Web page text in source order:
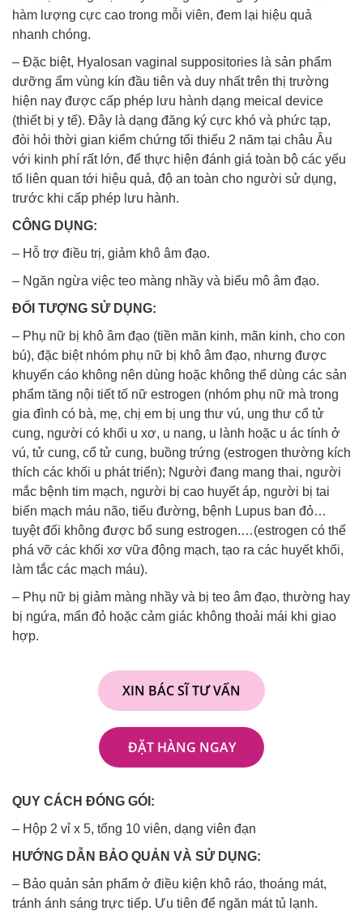
hàm lượng cực cao trong mỗi viên, đem lại hiệu quả
nhanh chóng.
– Đặc biệt, Hyalosan vaginal suppositories là sản phẩm
dưỡng ẩm vùng kín đầu tiên và duy nhất trên thị trường
hiện nay được cấp phép lưu hành dạng meical device
(thiết bị y tế). Đây là dạng đăng ký cực khó và phức tạp,
đòi hỏi thời gian kiểm chứng tối thiểu 2 năm tại châu Âu
với kinh phí rất lớn, để thực hiện đánh giá toàn bộ các yếu
tố liên quan tới hiệu quả, độ an toàn cho người sử dụng,
trước khi cấp phép lưu hành.
CÔNG DỤNG:
– Hỗ trợ điều trị, giảm khô âm đạo.
– Ngăn ngừa việc teo màng nhầy và biểu mô âm đạo.
ĐỐI TƯỢNG SỬ DỤNG:
– Phụ nữ bị khô âm đạo (tiền mãn kinh, mãn kinh, cho con
bú), đặc biệt nhóm phụ nữ bị khô âm đạo, nhưng được
khuyến cáo không nên dùng hoặc không thể dùng các sản
phẩm tăng nội tiết tố nữ estrogen (nhóm phụ nữ mà trong
gia đình có bà, mẹ, chị em bị ung thư vú, ung thư cổ tử
cung, người có khối u xơ, u nang, u lành hoặc u ác tính ở
vú, tử cung, cổ tử cung, buồng trứng (estrogen thường kích
thích các khối u phát triển); Người đang mang thai, người
mắc bệnh tim mạch, người bị cao huyết áp, người bị tai
biến mạch máu não, tiểu đường, bệnh Lupus ban đỏ…
tuyệt đối không được bổ sung estrogen.…(estrogen có thể
phá vỡ các khối xơ vữa động mạch, tạo ra các huyết khối,
làm tắc các mạch máu).
– Phụ nữ bị giảm màng nhầy và bị teo âm đạo, thường hay
bị ngứa, mẩn đỏ hoặc cảm giác không thoải mái khi giao
hợp.
XIN BÁC SĨ TƯ VẤN
ĐẶT HÀNG NGAY
QUY CÁCH ĐÓNG GÓI:
– Hộp 2 vỉ x 5, tổng 10 viên, dạng viên đạn
HƯỚNG DẪN BẢO QUẢN VÀ SỬ DỤNG:
– Bảo quản sản phẩm ở điều kiện khô ráo, thoáng mát,
tránh ánh sáng trực tiếp. Ưu tiên để ngăn mát tủ lạnh.